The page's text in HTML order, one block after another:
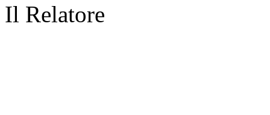
Il Relatore